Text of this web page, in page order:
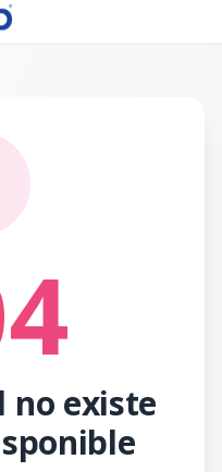
no existe
República Dominicana